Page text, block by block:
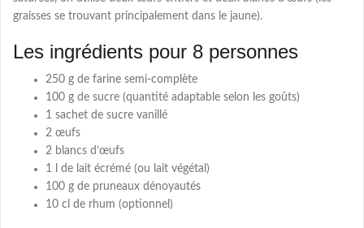
graisses se trouvant principalement dans le jaune).
Les ingrédients pour 8 personnes
250 g de farine semi-complète
100 g de sucre (quantité adaptable selon les goûts)
1 sachet de sucre vanillé
2 œufs
2 blancs d’œufs
1 l de lait écrémé (ou lait végétal)
100 g de pruneaux dénoyautés
10 cl de rhum (optionnel)